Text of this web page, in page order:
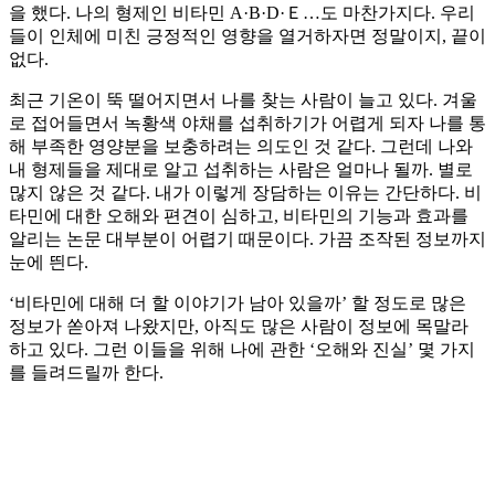
을 했다. 나의 형제인 비타민 A·B·D·Ｅ…도 마찬가지다. 우리
들이 인체에 미친 긍정적인 영향을 열거하자면 정말이지, 끝이
없다.
최근 기온이 뚝 떨어지면서 나를 찾는 사람이 늘고 있다. 겨울
로 접어들면서 녹황색 야채를 섭취하기가 어렵게 되자 나를 통
해 부족한 영양분을 보충하려는 의도인 것 같다. 그런데 나와
내 형제들을 제대로 알고 섭취하는 사람은 얼마나 될까. 별로
많지 않은 것 같다. 내가 이렇게 장담하는 이유는 간단하다. 비
타민에 대한 오해와 편견이 심하고, 비타민의 기능과 효과를
알리는 논문 대부분이 어렵기 때문이다. 가끔 조작된 정보까지
눈에 띈다.
‘비타민에 대해 더 할 이야기가 남아 있을까’ 할 정도로 많은
정보가 쏟아져 나왔지만, 아직도 많은 사람이 정보에 목말라
하고 있다. 그런 이들을 위해 나에 관한 ‘오해와 진실’ 몇 가지
를 들려드릴까 한다.